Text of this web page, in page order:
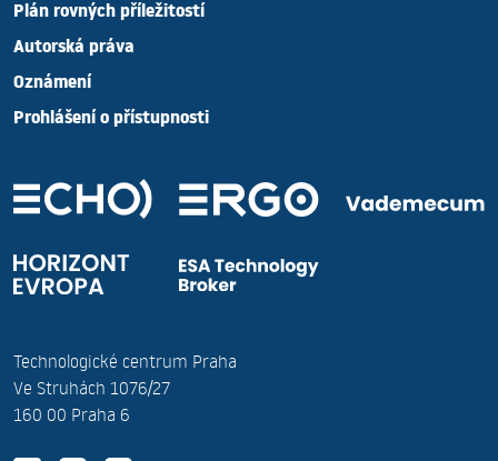
Plán rovných příležitostí
Autorská práva
Oznámení
Prohlášení o přístupnosti
Technologické centrum Praha
Ve Struhách 1076/27
160 00 Praha 6